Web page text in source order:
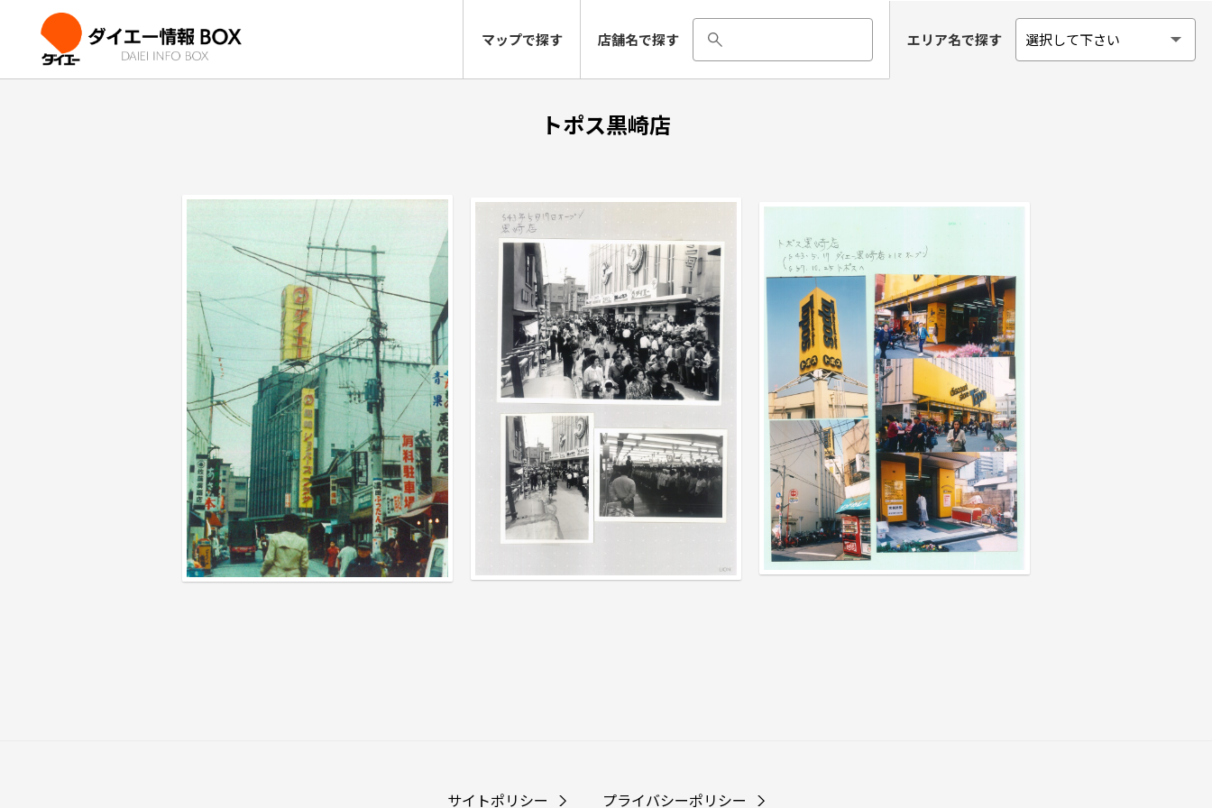
マップで探す 店舗名で探す エリア名で探す
トポス黒崎店
サイトポリシー プライバシーポリシー